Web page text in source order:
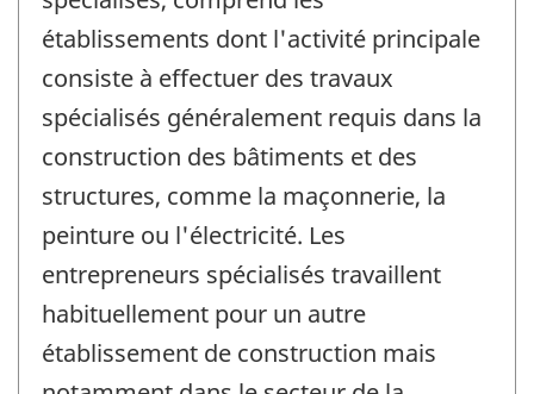
établissements dont l'activité principale
consiste à effectuer des travaux
spécialisés généralement requis dans la
construction des bâtiments et des
structures, comme la maçonnerie, la
peinture ou l'électricité. Les
entrepreneurs spécialisés travaillent
habituellement pour un autre
établissement de construction mais